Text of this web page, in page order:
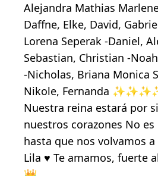
Alejandra Mathias
Daffne, Elke, David,
Lorena Seperak -Daniel,
Sebastian, Christian -
-Nicholas, Briana Monica
Nikole, Fernanda
Nuestra reina estará por
nuestros corazones No
hasta que nos volvamos
Lila ♥️ Te amamos, fuerte